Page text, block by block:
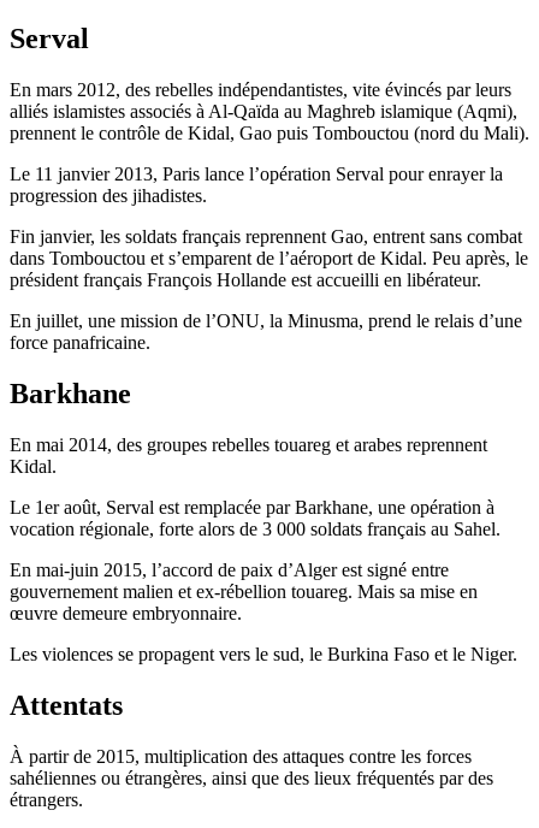
Serval
En mars 2012, des rebelles indépendantistes, vite évincés par leurs
alliés islamistes associés à Al-Qaïda au Maghreb islamique (Aqmi),
prennent le contrôle de Kidal, Gao puis Tombouctou (nord du Mali).
Le 11 janvier 2013, Paris lance l’opération Serval pour enrayer la
progression des jihadistes.
Fin janvier, les soldats français reprennent Gao, entrent sans combat
dans Tombouctou et s’emparent de l’aéroport de Kidal. Peu après, le
président français François Hollande est accueilli en libérateur.
En juillet, une mission de l’ONU, la Minusma, prend le relais d’une
force panafricaine.
Barkhane
En mai 2014, des groupes rebelles touareg et arabes reprennent
Kidal.
Le 1er août, Serval est remplacée par Barkhane, une opération à
vocation régionale, forte alors de 3 000 soldats français au Sahel.
En mai-juin 2015, l’accord de paix d’Alger est signé entre
gouvernement malien et ex-rébellion touareg. Mais sa mise en
œuvre demeure embryonnaire.
Les violences se propagent vers le sud, le Burkina Faso et le Niger.
Attentats
À partir de 2015, multiplication des attaques contre les forces
sahéliennes ou étrangères, ainsi que des lieux fréquentés par des
étrangers.